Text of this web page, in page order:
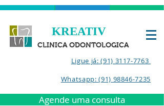
KREATIV
CLINICA ODONTOLOGICA
Ligue já: (91) 3117-7763
Whatsapp: (91) 98846-7235
Agende uma consulta